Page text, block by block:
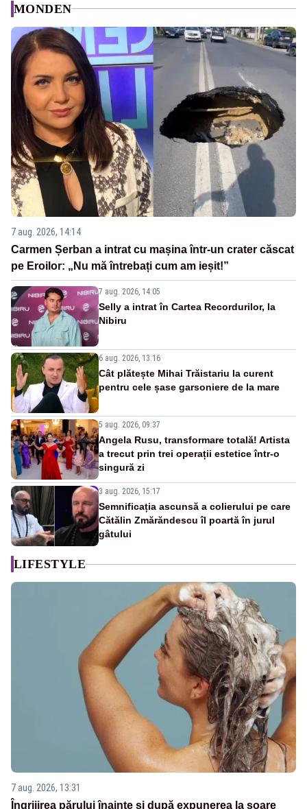
MONDEN
7 aug. 2026, 14:14
Carmen Șerban a intrat cu mașina într-un crater căscat
pe Eroilor: „Nu mă întrebați cum am ieșit!”
7 aug. 2026, 14:05
Selly a intrat în Cartea Recordurilor, la
Nibiru
6 aug. 2026, 13:16
Cât plătește Mihai Trăistariu la curent
pentru cele șase garsoniere de la mare
5 aug. 2026, 09:37
Angela Rusu, transformare totală! Artista
a trecut prin trei operații estetice într-o
singură zi
3 aug. 2026, 15:17
Semnificația ascunsă a colierului pe care
Cătălin Zmărăndescu îl poartă în jurul
gâtului
LIFESTYLE
7 aug. 2026, 13:31
Îngrijirea părului înainte și după expunerea la soare